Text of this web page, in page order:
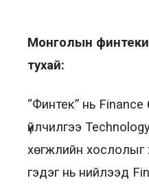
Монголын
тухай:
“Финтек” нь Finance
үйлчилгээ
хөгжлийн хослолыг
гэдэг нь нийлээд